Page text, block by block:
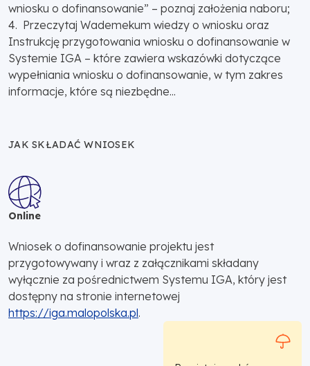
wniosku o dofinansowanie” – poznaj założenia naboru;
4. Przeczytaj Wademekum wiedzy o wniosku oraz
Instrukcję przygotowania wniosku o dofinansowanie w
Systemie IGA – które zawiera wskazówki dotyczące
wypełniania wniosku o dofinansowanie, w tym zakres
informacje, które są niezbędne...
JAK SKŁADAĆ WNIOSEK
Online
Wniosek o dofinansowanie projektu jest
przygotowywany i wraz z załącznikami składany
wyłącznie za pośrednictwem Systemu IGA, który jest
dostępny na stronie internetowej
https://iga.malopolska.pl.